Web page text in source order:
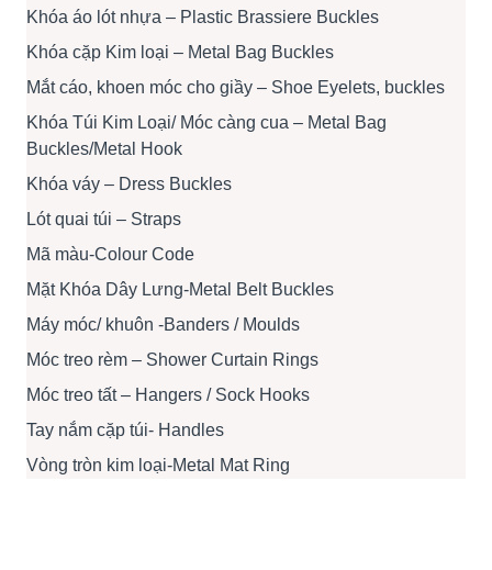
Khóa áo lót nhựa – Plastic Brassiere Buckles
Khóa cặp Kim loại – Metal Bag Buckles
Mắt cáo, khoen móc cho giầy – Shoe Eyelets, buckles
Khóa Túi Kim Loại/ Móc càng cua – Metal Bag
Buckles/Metal Hook
Khóa váy – Dress Buckles
Lót quai túi – Straps
Mã màu-Colour Code
Mặt Khóa Dây Lưng-Metal Belt Buckles
Máy móc/ khuôn -Banders / Moulds
Móc treo rèm – Shower Curtain Rings
Móc treo tất – Hangers / Sock Hooks
Tay nắm cặp túi- Handles
Vòng tròn kim loại-Metal Mat Ring